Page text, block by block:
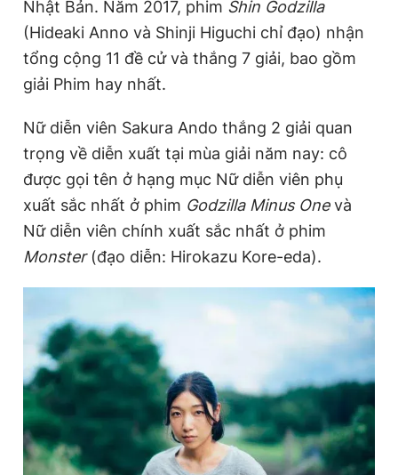
Nhật Bản. Năm 2017, phim Shin Godzilla
(Hideaki Anno và Shinji Higuchi chỉ đạo) nhận
tổng cộng 11 đề cử và thắng 7 giải, bao gồm
giải Phim hay nhất.
Nữ diễn viên Sakura Ando thắng 2 giải quan
trọng về diễn xuất tại mùa giải năm nay: cô
được gọi tên ở hạng mục Nữ diễn viên phụ
xuất sắc nhất ở phim Godzilla Minus Onevà
Nữ diễn viên chính xuất sắc nhất ở phim
Monster(đạo diễn: Hirokazu Kore-eda).